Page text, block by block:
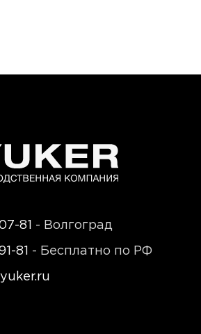
81 - Волгоград
81 - Бесплатно по РФ